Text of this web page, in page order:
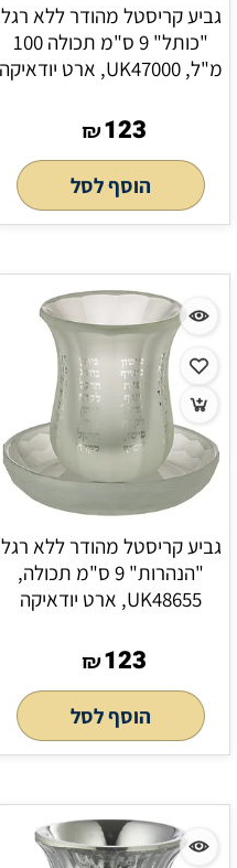
גביע קריסטל מהודר ללא רגל
"כותל" 9 ס"מ תכולה 100
מ"ל, UK47000, ארט יודאיקה
₪123
הוסף לסל
גביע קריסטל מהודר ללא רגל
"הנהרות" 9 ס"מ תכולה,
UK48655, ארט יודאיקה
₪123
הוסף לסל